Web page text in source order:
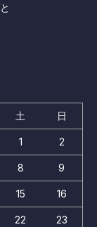
土 日
1 2
8 9
15 16
22 23